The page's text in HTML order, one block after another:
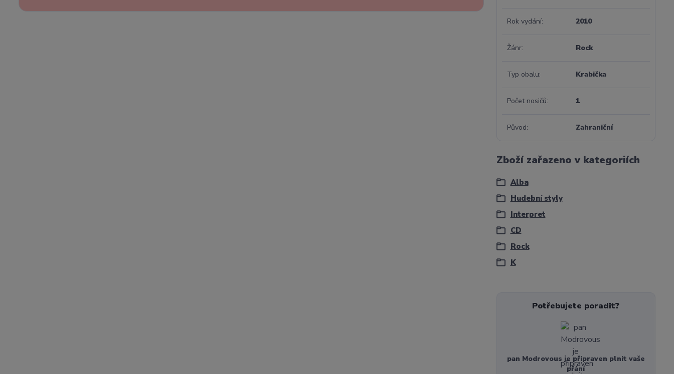
Rok vydání 2010
Žánr Rock
Typ obalu Krabička
Počet nosičů 1
Původ Zahraniční
Zboží zařazeno v kategoriích
Alba
Hudební styly
Interpret
CD
Rock
K
Potřebujete poradit?
pan Modrovous je připraven plnit vaše
přání